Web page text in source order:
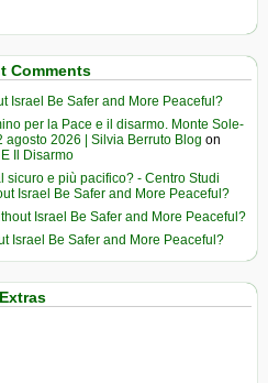
Comments
Israel Be Safer and More Peaceful?
per la Pace e il disarmo. Monte Sole-
agosto 2026 | Silvia Berruto Blog on
Il Disarmo
sicuro e più pacifico? - Centro Studi
Israel Be Safer and More Peaceful?
Israel Be Safer and More Peaceful?
Israel Be Safer and More Peaceful?
Extras